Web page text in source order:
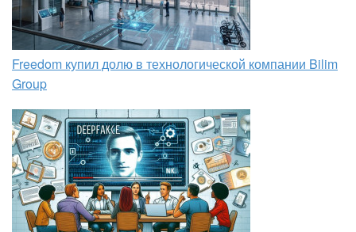
Freedom купил долю в технологической компании Bilim
Group